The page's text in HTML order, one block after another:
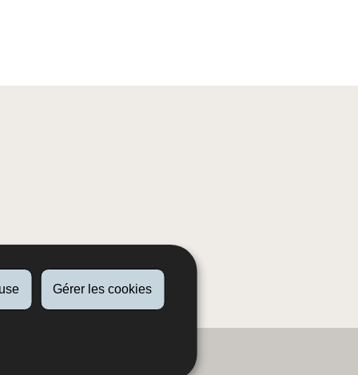
Gérer les cookies